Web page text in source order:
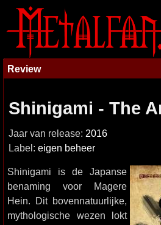
Review
Shinigami - The
Jaar van release: 2016
Label: eigen beheer
Shinigami is de Japanse
benaming voor Magere
Hein. Dit bovennatuurlijke,
mythologische wezen lokt